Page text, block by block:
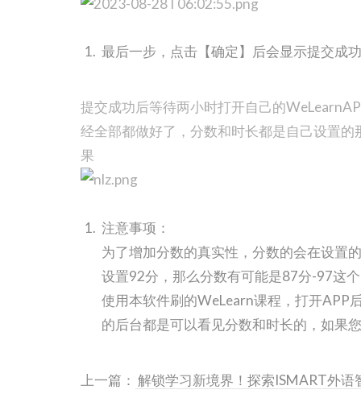
最后一步，点击【确定】后会显示提交成功
提交成功后等待两小时打开自己的
经全部都做好了，分数和时长都是自己设置
果
注意事项：
为了增加分数的真实性，分数的会在设置
设置92分，那么分数有可能是87分-97这
使用本软件刷的WeLearn课程，打开APP
的后台都是可以看见分数和时长的，如果
上一篇： 解锁学习新境界！探索ISMART外